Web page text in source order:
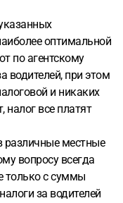
оптимальной
по агентскому
водителей, при этом
и никаких
налог все платят
различные местные
вопросу всегда
только с суммы
за водителей